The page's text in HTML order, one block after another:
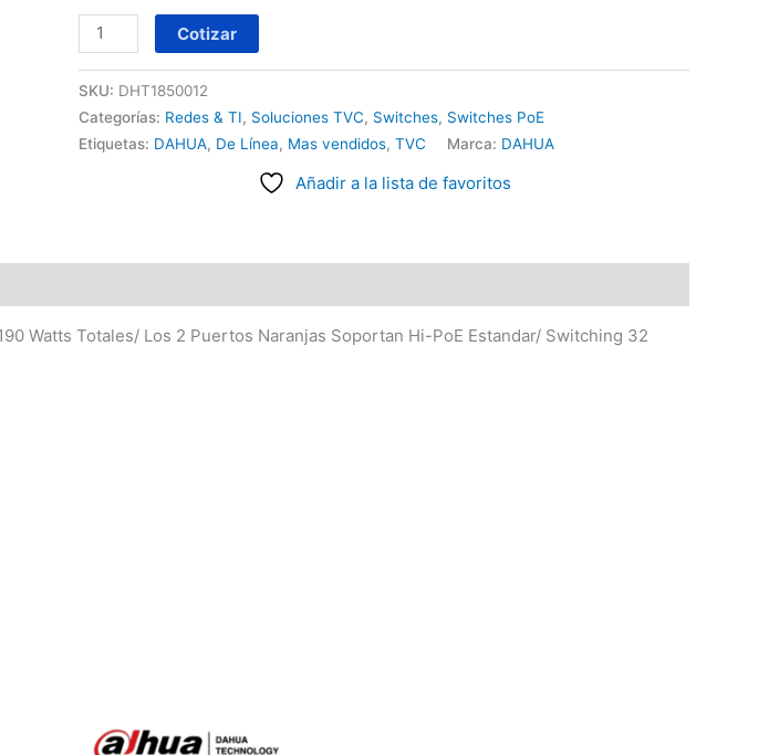
Cotizar
SKU: DHT1850012
Categorías: Redes & TI, Soluciones TVC, Switches, Switches PoE
Etiquetas: DAHUA, De Línea, Mas vendidos, TVC Marca: DAHUA
Añadir a la lista de favoritos
Watts Totales/ Los 2 Puertos Naranjas Soportan Hi-PoE Estandar/ Switching 32